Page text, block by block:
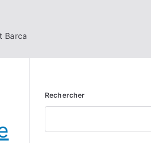
Barca
Rechercher